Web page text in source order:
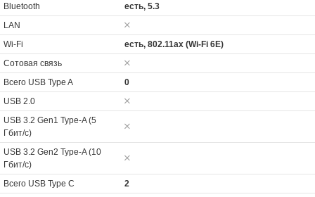
Bluetooth
есть, 5.3
LAN
Wi-Fi
есть, 802.11ax (Wi-Fi 6E)
Сотовая связь
Всего USB Type A
0
USB 2.0
USB 3.2 Gen1 Type-A (5
Гбит/с)
USB 3.2 Gen2 Type-A (10
Гбит/с)
Всего USB Type C
2